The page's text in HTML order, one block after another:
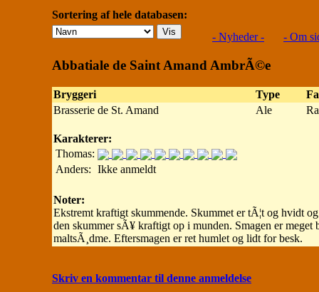
Sortering af hele databasen:
- Nyheder -
- Om
Abbatiale de Saint Amand AmbrÃ©e
Bryggeri Type
Brasserie de St. Amand
Ale
Karakterer:
Thomas:
Anders: Ikke anmeldt
Noter:
Ekstremt kraftigt skummende. Skummet er tÃ¦t og hvidt
den skummer sÃ¥ kraftigt op i munden. Smagen er
maltsÃ¸dme. Eftersmagen er ret humlet og lidt for besk.
Skriv en kommentar til denne anmeldelse